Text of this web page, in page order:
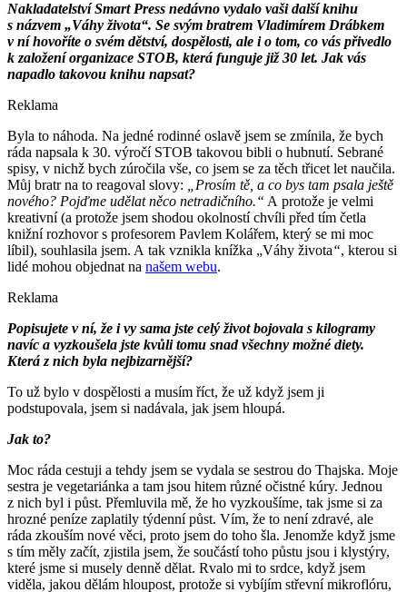
Nakladatelství Smart Press nedávno vydalo vaši další knihu
s názvem „Váhy života“. Se svým bratrem Vladimírem Drábkem
v ní hovoříte o svém dětství, dospělosti, ale i o tom, co vás přivedlo
k založení organizace STOB, která funguje již 30 let. Jak vás
napadlo takovou knihu napsat?
Reklama
Byla to náhoda. Na jedné rodinné oslavě jsem se zmínila, že bych
ráda napsala k 30. výročí STOB takovou bibli o hubnutí. Sebrané
spisy, v nichž bych zúročila vše, co jsem se za těch třicet let naučila.
Můj bratr na to reagoval slovy: „Prosím tě, a co bys tam psala ještě
nového? Pojďme udělat něco netradičního.“ A protože je velmi
kreativní (a protože jsem shodou okolností chvíli před tím četla
knižní rozhovor s profesorem Pavlem Kolářem, který se mi moc
líbil), souhlasila jsem. A tak vznikla knížka „Váhy života“, kterou si
lidé mohou objednat na našem webu.
Reklama
Popisujete v ní, že i vy sama jste celý život bojovala s kilogramy
navíc a vyzkoušela jste kvůli tomu snad všechny možné diety.
Která z nich byla nejbizarnější?
To už bylo v dospělosti a musím říct, že už když jsem ji
podstupovala, jsem si nadávala, jak jsem hloupá.
Jak to?
Moc ráda cestuji a tehdy jsem se vydala se sestrou do Thajska. Moje
sestra je vegetariánka a tam jsou hitem různé očistné kúry. Jednou
z nich byl i půst. Přemluvila mě, že ho vyzkoušíme, tak jsme si za
hrozné peníze zaplatily týdenní půst. Vím, že to není zdravé, ale
ráda zkouším nové věci, proto jsem do toho šla. Jenomže když jsme
s tím měly začít, zjistila jsem, že součástí toho půstu jsou i klystýry,
které jsme si musely denně dělat. Rvalo mi to srdce, když jsem
viděla, jakou dělám hloupost, protože si vybíjím střevní mikroflóru,